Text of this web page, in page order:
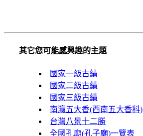
其它您可能感興趣的主題
國家一級古績
國家二級古績
國家三級古績
南瀛五大香(西南五大香科)
台灣八景十二勝
全國孔廟(孔子廟)一覽表